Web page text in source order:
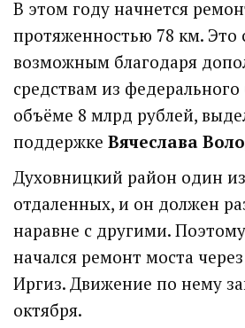
В этом году начнется
протяженностью 78 км. Это
возможным благодаря
средствам из
объёме 8 млрд рублей,
поддержке Вячеслава
Духовницкий район один
отдаленных, и он должен
наравне с другими.
начался ремонт моста
Иргиз. Движение по нему
октября.